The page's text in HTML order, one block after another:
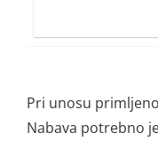
Pri unosu
Nabava potrebno